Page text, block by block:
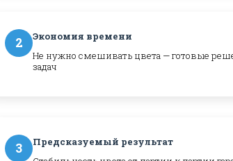
2
Экономия времени
Не нужно смешивать цвета — готовые
задач
3
Предсказуемый результат